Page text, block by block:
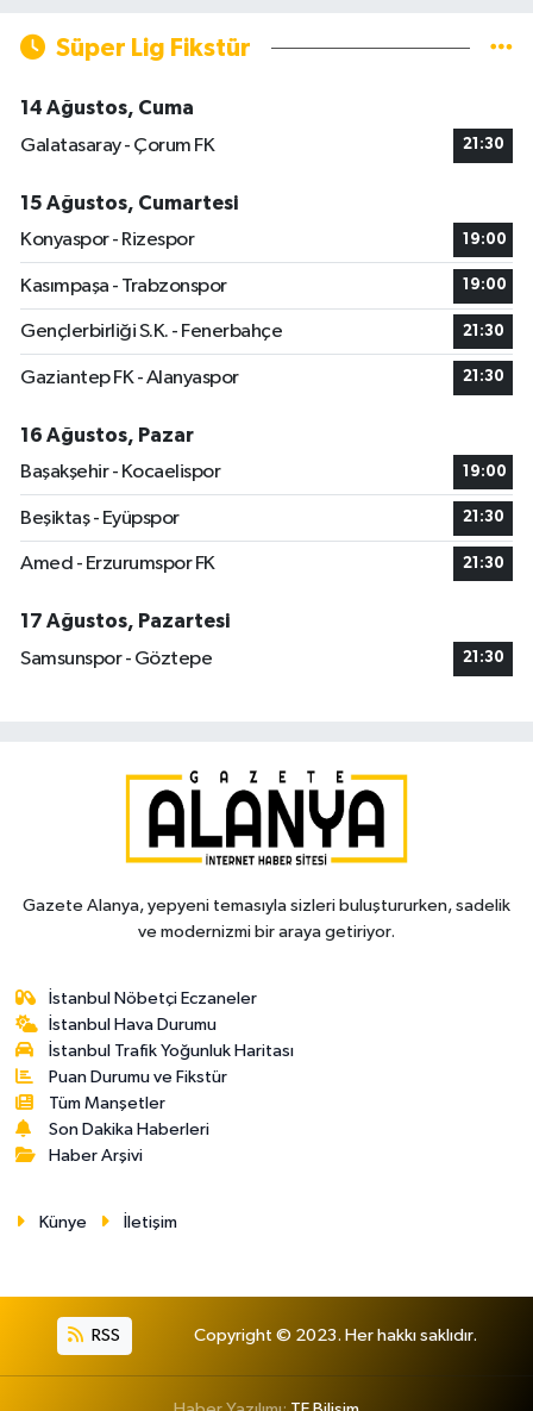
Süper Lig Fikstür
14 Ağustos, Cuma
Galatasaray - Çorum FK
21:30
15 Ağustos, Cumartesi
Konyaspor - Rizespor
19:00
Kasımpaşa - Trabzonspor 19:00
Gençlerbirliği S.K. - Fenerbahçe 21:30
Gaziantep FK - Alanyaspor 21:30
16 Ağustos, Pazar
Başakşehir - Kocaelispor
19:00
Beşiktaş - Eyüpspor 21:30
Amed - Erzurumspor FK 21:30
17 Ağustos, Pazartesi
Samsunspor - Göztepe
21:30
Gazete Alanya, yepyeni temasıyla sizleri buluştururken, sadelik
ve modernizmi bir araya getiriyor.
İstanbul Nöbetçi Eczaneler
İstanbul Hava Durumu
İstanbul Trafik Yoğunluk Haritası
Puan Durumu ve Fikstür
Tüm Manşetler
Son Dakika Haberleri
Haber Arşivi
Künye İletişim
RSS Copyright © 2023. Her hakkı saklıdır.